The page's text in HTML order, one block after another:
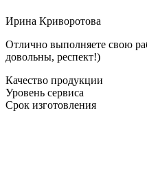
Ирина Криворотова
Отлично выполняете свою
довольны, респект!)
Качество продукции
Уровень сервиса
Срок изготовления